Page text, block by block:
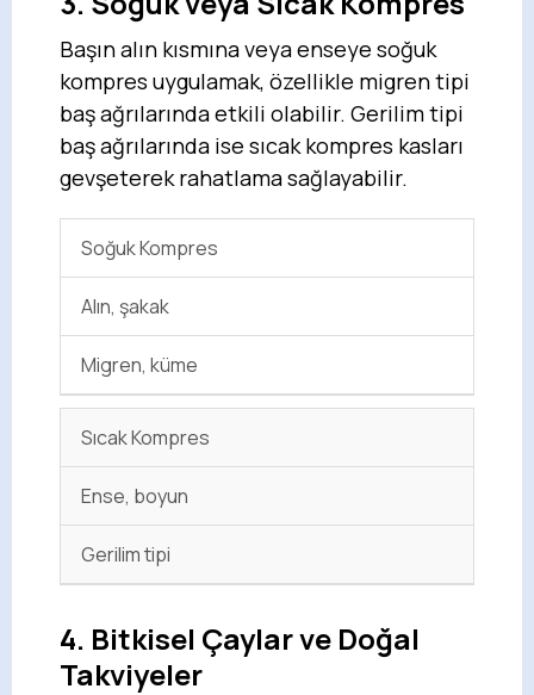
Başın alın kısmına veya enseye soğuk
kompres uygulamak, özellikle migren tipi
baş ağrılarında etkili olabilir. Gerilim tipi
baş ağrılarında ise sıcak kompres kasları
gevşeterek rahatlama sağlayabilir.
Soğuk Kompres
Alın, şakak
Migren, küme
Sıcak Kompres
Ense, boyun
Gerilim tipi
4. Bitkisel Çaylar ve Doğal
Takviyeler